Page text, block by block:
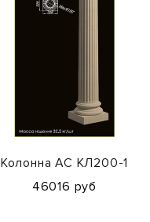
Колонна АС КЛ200-1
46016 руб